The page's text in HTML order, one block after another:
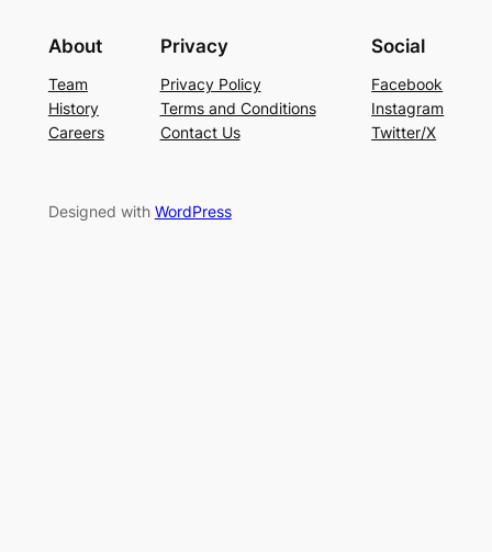
About
Team
History
Careers
Privacy
Privacy Policy
Terms and Conditions
Contact Us
Social
Facebook
Instagram
Twitter/X
Designed with WordPress